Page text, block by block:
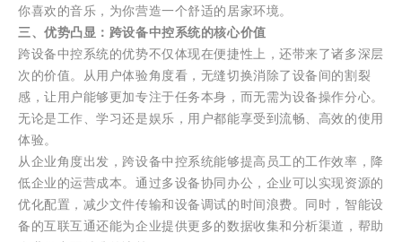
你喜欢的音乐，为你营造一个舒适的居家环境。
三、优势凸显：跨设备中控系统的核心价值
跨设备中控系统的优势不仅体现在便捷性上，还带来了诸多深层
次的价值。从用户体验角度看，无缝切换消除了设备间的割裂
感，让用户能够更加专注于任务本身，而无需为设备操作分心。
无论是工作、学习还是娱乐，用户都能享受到流畅、高效的使用
体验。
从企业角度出发，跨设备中控系统能够提高员工的工作效率，降
低企业的运营成本。通过多设备协同办公，企业可以实现资源的
优化配置，减少文件传输和设备调试的时间浪费。同时，智能设
备的互联互通还能为企业提供更多的数据收集和分析渠道，帮助